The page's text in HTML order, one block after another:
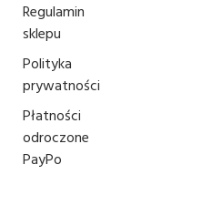
Regulamin
sklepu
Polityka
prywatności
Płatności
odroczone
PayPo